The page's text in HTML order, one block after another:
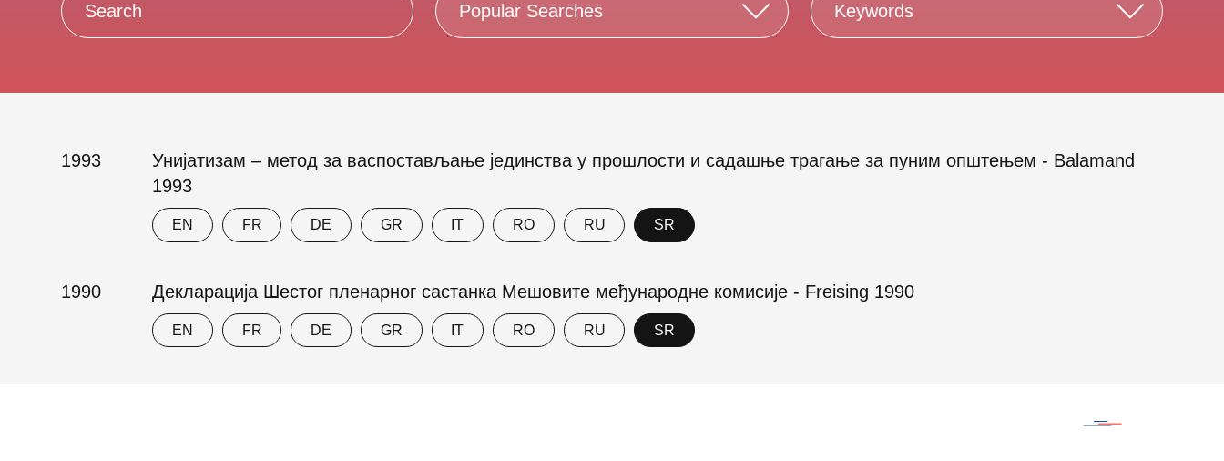
Popular Searches Keywords
1993
Унијатизам – метод за васпостављање јединства у прошлости и садашње трагање за пуним општењем - Balamand
1993
EN FR DE GR IT RO RU SR
1990 Декларација Шестог пленарног састанка Мешовите међународне комисије - Freising 1990
EN FR DE GR IT RO RU SR